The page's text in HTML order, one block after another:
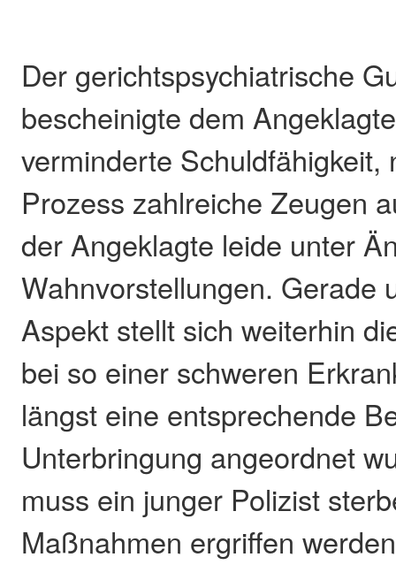
Der gerichtspsychiatrische
bescheinigte dem
verminderte Schuldfähigkeit,
Prozess zahlreiche Zeugen
der Angeklagte leide unter
Wahnvorstellungen. Gerade
Aspekt stellt sich weiterhin
bei so einer schweren
längst eine entsprechende
Unterbringung angeordnet
muss ein junger Polizist
Maßnahmen ergriffen